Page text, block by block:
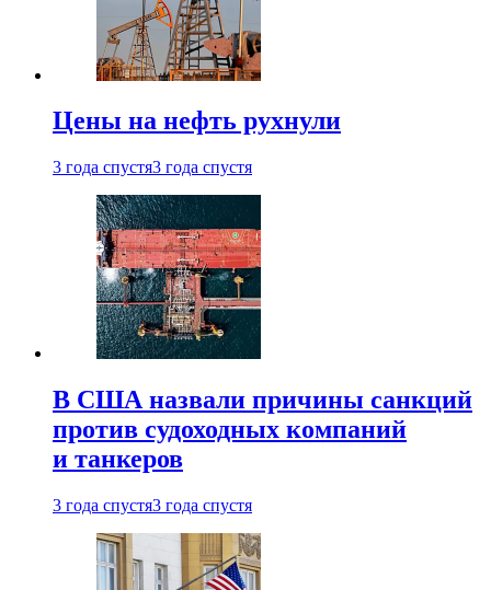
Цены на нефть рухнули
3 года спустя3 года спустя
В США назвали причины санкций
против судоходных компаний
и танкеров
3 года спустя3 года спустя